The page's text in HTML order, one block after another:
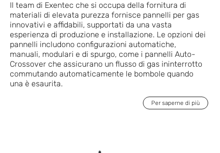
Il team di Exentec che si occupa della fornitura di
materiali di elevata purezza fornisce pannelli per gas
innovativi e affidabili, supportati da una vasta
esperienza di produzione e installazione. Le opzioni dei
pannelli includono configurazioni automatiche,
manuali, modulari e di spurgo, come i pannelli Auto-
Crossover che assicurano un flusso di gas ininterrotto
commutando automaticamente le bombole quando
una è esaurita.
Per saperne di più